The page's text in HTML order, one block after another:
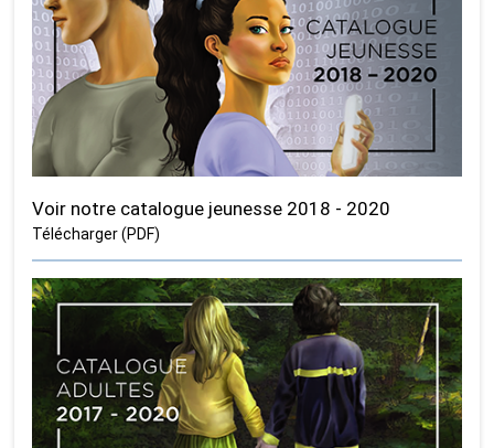
Voir notre catalogue jeunesse 2018 - 2020
Télécharger (PDF)